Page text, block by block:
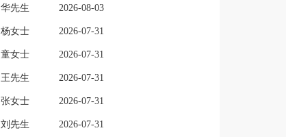
华先生 2026-08-03
杨女士 2026-07-31
童女士 2026-07-31
王先生 2026-07-31
张女士 2026-07-31
刘先生 2026-07-31